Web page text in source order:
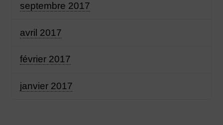
septembre 2017
avril 2017
février 2017
janvier 2017